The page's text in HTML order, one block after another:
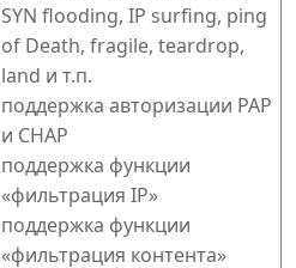
SYN flooding, IP surfing, ping
of Death, fragile, teardrop,
land и т.п.
поддержка авторизации PAP
и CHAP
поддержка функции
«фильтрация IP»
поддержка функции
«фильтрация контента»